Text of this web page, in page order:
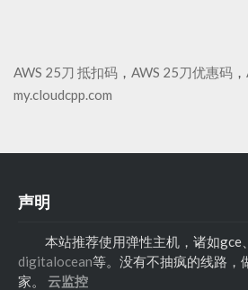
AWS 25刀 抵扣码 AWS 25刀优惠码
my.cloudcpp.com
声明
本站推荐使用弹性主机，诸如gce
digitalocean等。没有不抽疯的线路，
家。 云监控